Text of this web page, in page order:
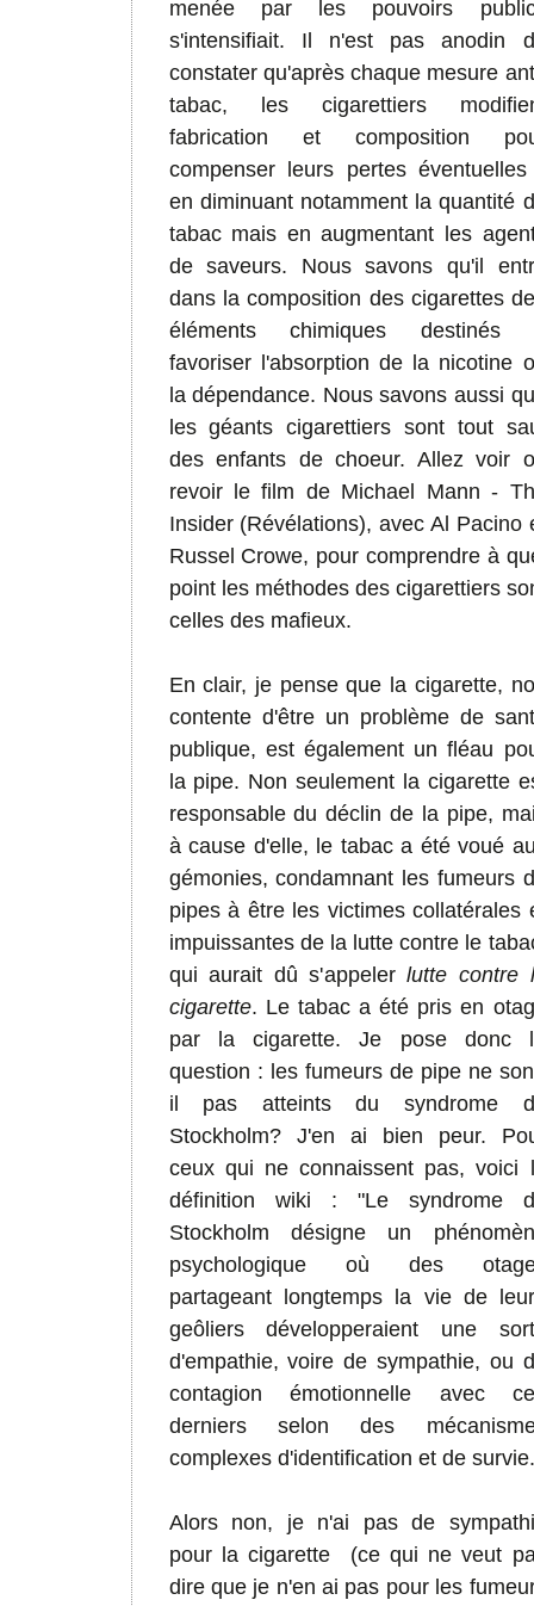
menée par les pouvoirs
s'intensifiait. Il n'est pas anodin
constater qu'après chaque mesure
tabac, les cigarettiers
fabrication et composition
compenser leurs pertes
en diminuant notamment la quantité
tabac mais en augmentant les
de saveurs. Nous savons qu'il
dans la composition des cigarettes
éléments chimiques destinés
favoriser l'absorption de la nicotine
la dépendance. Nous savons aussi
les géants cigarettiers sont tout
des enfants de choeur. Allez voir
revoir le film de Michael Mann -
Insider (Révélations), avec Al Pacino
Russel Crowe, pour comprendre à
point les méthodes des cigarettiers
celles des mafieux.
En clair, je pense que la cigarette,
contente d'être un problème de
publique, est également un fléau
la pipe. Non seulement la cigarette
responsable du déclin de la pipe,
à cause d'elle, le tabac a été voué
gémonies, condamnant les fumeurs
pipes à être les victimes collatérales
impuissantes de la lutte contre le
qui aurait dû s'appelerlutte contre
cigarette. Le tabac a été pris en
par la cigarette. Je pose donc
question : les fumeurs de pipe ne
il pas atteints du syndrome
Stockholm? J'en ai bien peur.
ceux qui ne connaissent pas, voici
définition wiki : "Le syndrome
Stockholm désigne un
psychologique où des
partageant longtemps la vie de
geôliers développeraient une
d'empathie, voire de sympathie, ou
contagion émotionnelle avec
derniers selon des
complexes d'identification et de
Alors non, je n'ai pas de
pour la cigarette (ce qui ne veut
dire que je n'en ai pas pour les